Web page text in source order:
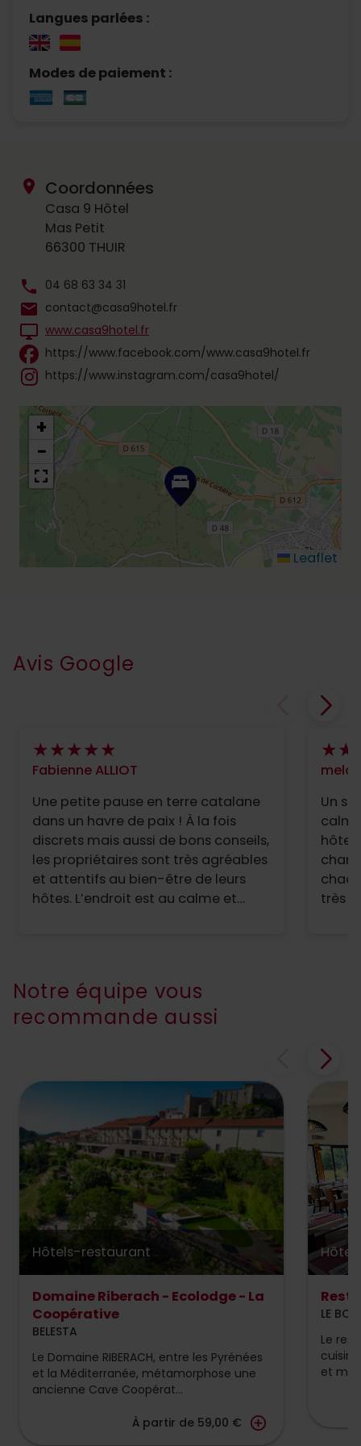
Langues parlées :
Modes de paiement :
location_on Coordonnées
Casa 9 Hôtel
Mas Petit
66300 THUIR
phone 04 68 63 34 31
mail contact@casa9hotel.fr
desktop_windows www.casa9hotel.fr
https://www.facebook.com/www.casa9hotel.fr
https://www.instagram.com/casa9hotel/
+
−
Leaflet
Avis Google
Fabienne ALLIOT
Une petite pause en terre catalane
dans un havre de paix ! À la fois
discrets mais aussi de bons conseils,
les propriétaires sont très agréables
et attentifs au bien-être de leurs
hôtes. L’endroit est au calme et
rafraîchir un peu. Bref, une. belle
adresse à conserver !
melo
Un
hôtel
très
Notre équipe vous
recommande aussi
Hôtels-restaurant
Domaine Riberach - Ecolodge - La
Coopérative
BELESTA
Le Domaine RIBERACH, entre les Pyrénées
et la Méditerranée, métamorphose une
ancienne Cave Coopérat...
À partir de 59,00 € add_circle_outline
LE
Le
et